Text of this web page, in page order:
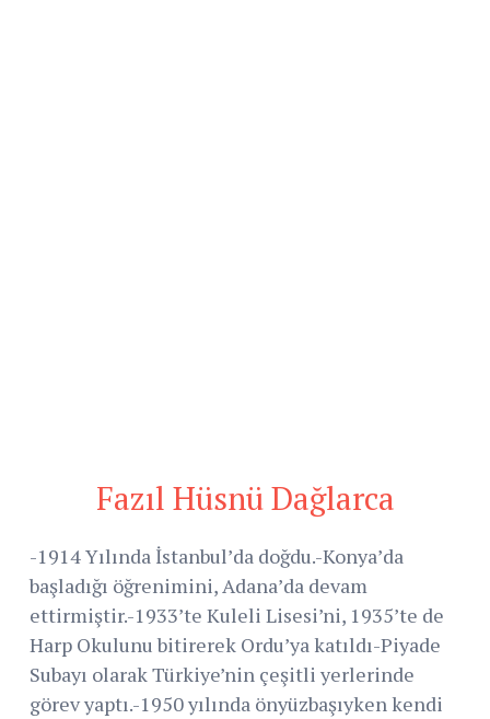
Fazıl Hüsnü Dağlarca
-1914 Yılında İstanbul’da doğdu.-Konya’da
başladığı öğrenimini, Adana’da devam
ettirmiştir.-1933’te Kuleli Lisesi’ni, 1935’te de
Harp Okulunu bitirerek Ordu’ya katıldı-Piyade
Subayı olarak Türkiye’nin çeşitli yerlerinde
görev yaptı.-1950 yılında önyüzbaşıyken kendi